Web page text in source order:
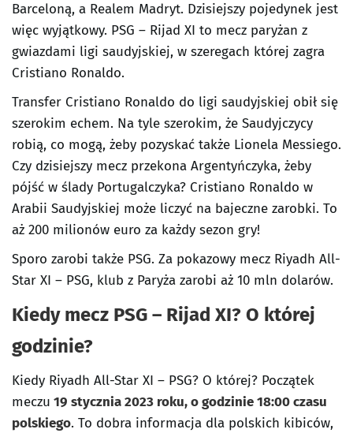
Barceloną, a Realem Madryt. Dzisiejszy pojedynek jest
więc wyjątkowy. PSG – Rijad XI to mecz paryżan z
gwiazdami ligi saudyjskiej, w szeregach której zagra
Cristiano Ronaldo.
Transfer Cristiano Ronaldo do ligi saudyjskiej obił się
szerokim echem. Na tyle szerokim, że Saudyjczycy
robią, co mogą, żeby pozyskać także Lionela Messiego.
Czy dzisiejszy mecz przekona Argentyńczyka, żeby
pójść w ślady Portugalczyka? Cristiano Ronaldo w
Arabii Saudyjskiej może liczyć na bajeczne zarobki. To
aż 200 milionów euro za każdy sezon gry!
Sporo zarobi także PSG. Za pokazowy mecz Riyadh All-
Star XI – PSG, klub z Paryża zarobi aż 10 mln dolarów.
Kiedy mecz PSG – Rijad XI? O której
godzinie?
Kiedy Riyadh All-Star XI – PSG? O której? Początek
meczu 19 stycznia 2023 roku, o godzinie 18:00 czasu
polskiego. To dobra informacja dla polskich kibiców,